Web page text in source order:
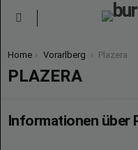
You are here:
Home Vorarlberg Plazera
PLAZERA
Informationen über